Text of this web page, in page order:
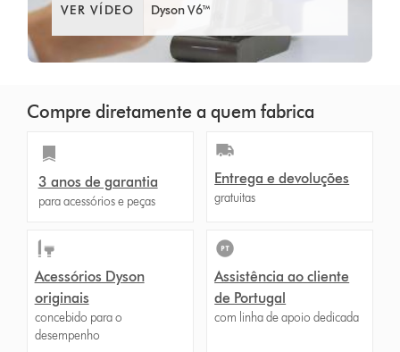
VER VÍDEO
Dyson V6™
Compre diretamente a quem fabrica
3 anos de garantia
para acessórios e peças
Entrega e devoluções
gratuitas
Acessórios Dyson
originais
concebido para o
desempenho
Assistência ao cliente
de Portugal
com linha de apoio dedicada